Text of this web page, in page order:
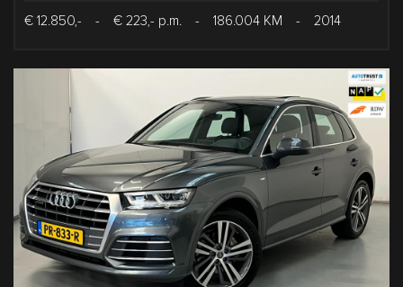
€ 12.850,- - € 223,- p.m. - 186.004 KM - 2014